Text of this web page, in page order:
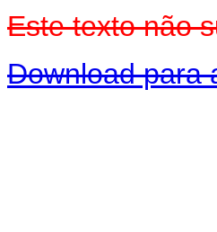
Este texto não
Download para